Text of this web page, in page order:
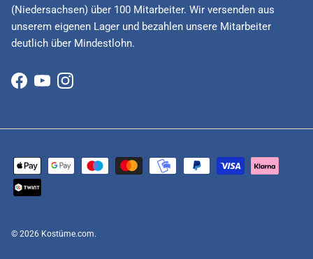
(Niedersachsen) über 100 Mitarbeiter. Wir versenden aus
unserem eigenen Lager und bezahlen unsere Mitarbeiter
deutlich über Mindestlohn.
Facebook
YouTubeInstagram
© 2026 Kostüme.com.